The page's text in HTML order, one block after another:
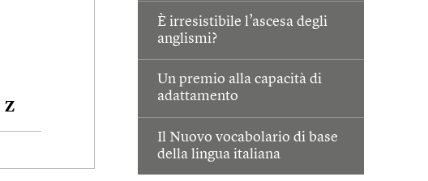
È irresistibile l’ascesa degli
anglismi?
Un premio alla capacità di
adattamento
Il Nuovo vocabolario di base
della lingua italiana
Z